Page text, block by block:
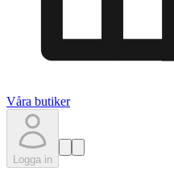
Våra butiker
Logga in